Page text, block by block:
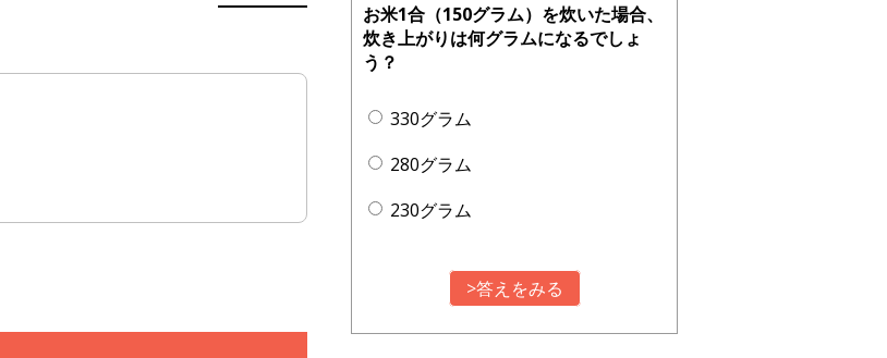
お米1合（150グラム）を炊いた場合、
炊き上がりは何グラムになるでしょ
う？
330グラム
280グラム
230グラム
>答えをみる